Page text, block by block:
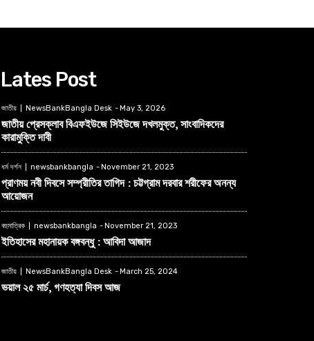
Lates Post
জাতীয় NewsBankBangla Desk - May 3, 2026
জাতীয় প্রেসক্লাব বিএফইউজে সিইউজে দখলমুক্ত, সাংবাদিকদের
কারামুক্তি দাবী
ধর্ম দর্শন newsbankbangla - November 21, 2023
প্রাণময় নবী দিবসে সম্প্রীতির তাগিদ : চট্টগ্রাম দরবার শরীফের অনন্য
আয়োজন
বহুমাত্রিক newsbankbangla - November 21, 2023
ইতিহাসের মহানায়ক বঙ্গবন্ধু : আবিদা আজাদ
জাতীয় NewsBankBangla Desk - March 25, 2024
ভয়াল ২৫ মার্চ, গণহত্যা দিবস আজ